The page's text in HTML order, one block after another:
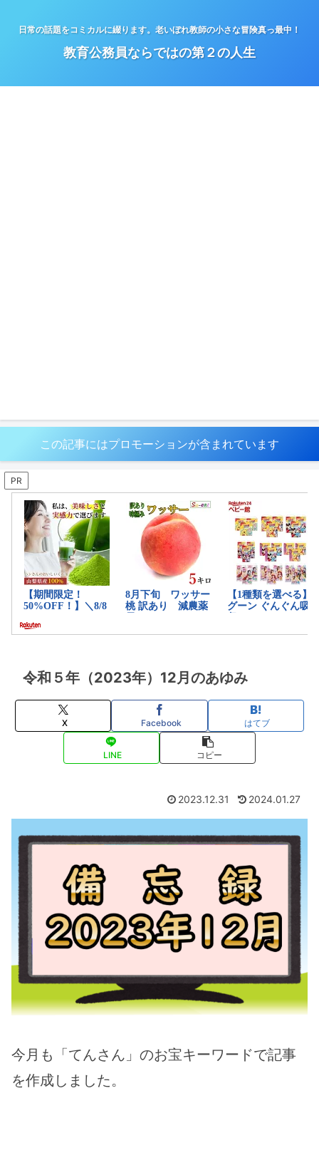
日常の話題をコミカルに綴ります。老いぼれ教師の小さな冒険真っ最中！
教育公務員ならではの第２の人生
この記事にはプロモーションが含まれています
PR
令和５年（2023年）12月のあゆみ
X Facebook はてブ
LINE コピー
2023.12.31 2024.01.27
今月も「てんさん」のお宝キーワードで記事
を作成しました。